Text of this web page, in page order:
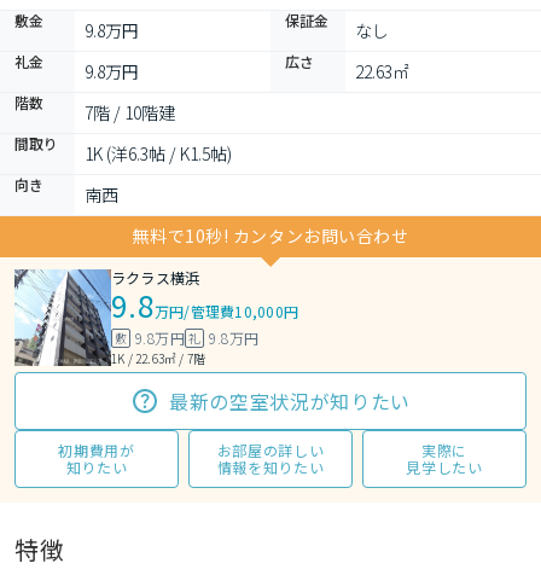
敷金 9.8万円 保証金 なし
礼金 9.8万円 広さ 22.63㎡
階数 7階 / 10階建
間取り 1K (洋6.3帖 / K1.5帖)
向き
南西
無料で10秒! カンタンお問い合わせ
ラクラス横浜
9.8万円/管理費10,000円
敷 9.8万円礼 9.8万円
1K / 22.63㎡ / 7階
最新の空室状況が知りたい
初期費用が
知りたい
お部屋の詳しい
情報を知りたい
実際に
見学したい
特徴